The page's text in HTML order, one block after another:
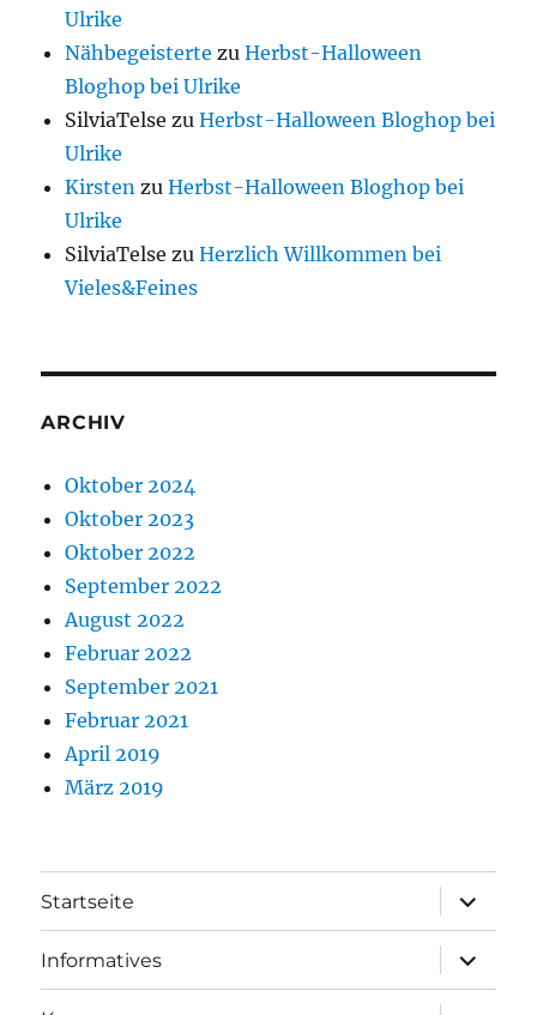
Ulrike
Nähbegeisterte zuHerbst-Halloween
Bloghop bei Ulrike
SilviaTelse zuHerbst-Halloween Bloghop bei
Ulrike
Kirsten zuHerbst-Halloween Bloghop bei
Ulrike
SilviaTelse zuHerzlich Willkommen bei
Vieles&Feines
ARCHIV
Oktober 2024
Oktober 2023
Oktober 2022
September 2022
August 2022
Februar 2022
September 2021
Februar 2021
April 2019
März 2019
Startseite
öffnen
Informatives
öffnen